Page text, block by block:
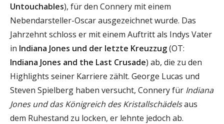
Untouchables), für den Connery mit einem
Nebendarsteller-Oscar ausgezeichnet wurde. Das
Jahrzehnt schloss er mit einem Auftritt als Indys Vater
in Indiana Jones und der letzte Kreuzzug(OT:
Indiana Jones and the Last Crusade) ab, die zu den
Highlights seiner Karriere zählt. George Lucas und
Steven Spielberg haben versucht, Connery für Indiana
Jones und das Königreich des Kristallschädelsaus
dem Ruhestand zu locken, er lehnte jedoch ab.